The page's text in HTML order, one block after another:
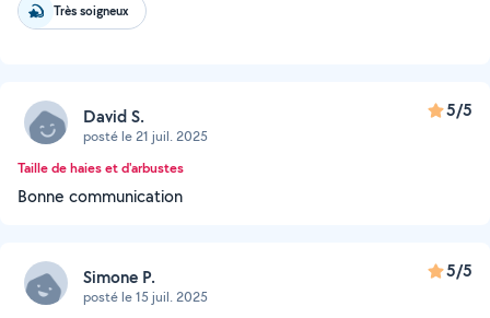
Très soigneux
David S.
posté le 21 juil. 2025
5/5
Taille de haies et d'arbustes
Bonne communication
Simone P.
posté le 15 juil. 2025
5/5